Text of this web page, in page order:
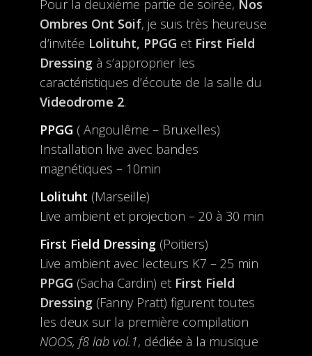
Pour la deuxième partie de soirée, Nos
Ombres Ont Soif, je suis très heureuse
d’invitée Lolituht, PPGG et First Field
Dressingà s’approprier les
caractéristiques d’écoute de la salle du
Videodrome 2.
PPGG ( Angoulême – Bruxelles)
Installation live avec bandes
magnétiques – 10min
Lolituht (Marseille)
Live ambient et projection – 20 à 30 min
First Field Dressing(Poitiers)
Live ambient avec lecteurs K7 – 25 min
PPGG (Sacha Cardin) et First Field
Dressing(Fanny Pratt) figurent toutes
les deux sur la première compilation
NOOS, f8 lab vol.1, dédiée à la musique